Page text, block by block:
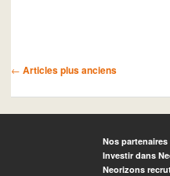
Navigation des articles
← Articles plus anciens
Nos partenaires
Investir dans
Neorizons